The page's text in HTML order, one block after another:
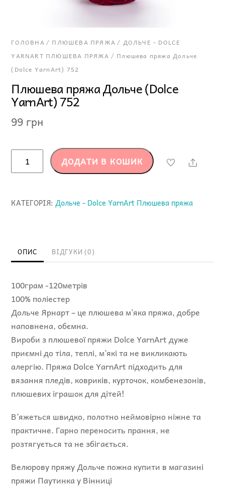
ГОЛОВНА/ ПЛЮШЕВА ПРЯЖА / ДОЛЬЧЕ - DOLCE
YARNART ПЛЮШЕВА ПРЯЖА / Плюшева пряжа Дольче
(Dolce YarnArt) 752
Плюшева пряжа Дольче (Dolce
YarnArt) 752
99 грн
пряжа
YarnArt)
ДОДАТИ В КОШИК Share
КАТЕГОРІЯ:Дольче - Dolce YarnArt Плюшева пряжа
ОПИС ВІДГУКИ (0)
100грам -120метрів
100% поліестер
Дольче Ярнарт – це плюшева м’яка пряжа, добре
наповнена, обємна.
Вироби з плюшевої пряжи Dolce YarnArt дуже
приємні до тіла, теплі, м’які та не викликають
алергію. Пряжа Dolce YarnArt підходить для
вязання пледів, ковриків, курточок, комбенезонів,
плюшевих іграшок для дітей!
В’яжеться швидко, полотно неймовірно ніжне та
практичне. Гарно переносить прання, не
розтягується та не збігається.
Велюрову пряжу Дольче пожна купити в магазині
пряжи Паутинка у Вінниці